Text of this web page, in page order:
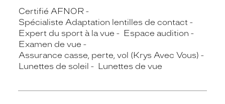
Certifié AFNOR
Spécialiste Adaptation lentilles de contact
Expert du sport à la vue
Espace audition
Examen de vue
Assurance casse, perte, vol (Krys Avec Vous)
Lunettes de soleil
Lunettes de vue